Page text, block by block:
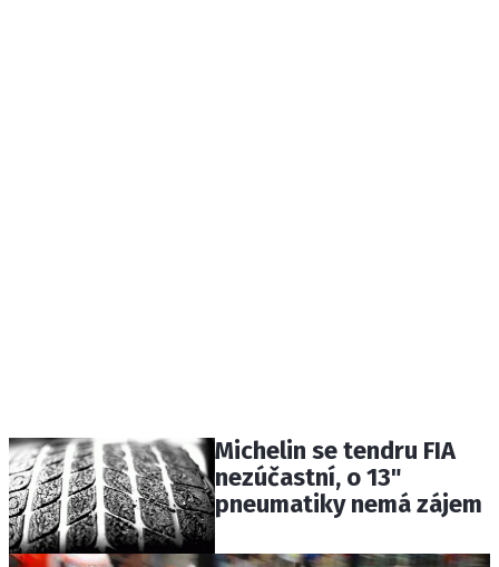
Michelin se tendru FIA
nezúčastní, o 13"
pneumatiky nemá zájem